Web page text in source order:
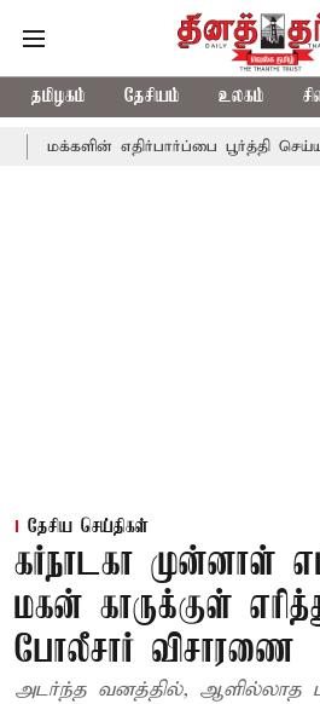
தமிழகம் தேசியம் உலகம்
எதிர்பார்ப்பை பூர்த்தி செய்யாத
தேசிய செய்திகள்
கர்நாடகா முன்னாள்
மகன் காருக்குள்
போலீசார் விசாரணை
அடர்ந்த வனத்தில், ஆளில்லாத